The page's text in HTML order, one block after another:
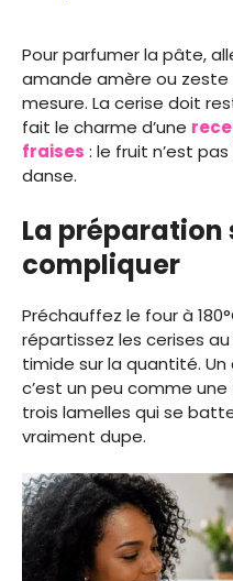
Pour parfumer la pâte,
amande amère ou zeste
mesure. La cerise doit
fait le charme d’une
fraises : le fruit n’est
danse.
La préparation
compliquer
Préchauffez le four à
répartissez les cerises
timide sur la quantité.
c’est un peu comme
trois lamelles qui se
vraiment dupe.